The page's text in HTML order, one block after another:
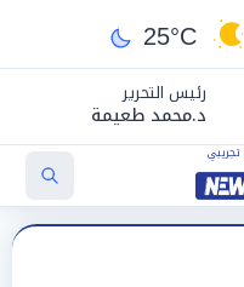
25°C
رئيس التحرير
د.محمد طعيمة